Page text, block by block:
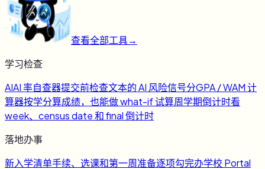
查看全部工具→
学习检查
AIAI 率自查器提交前检查文本的 AI 风险信号分GPA / WAM 计
算器按学分算成绩，也能做 what-if 试算周学期倒计时看
week、census date 和 final 倒计时
落地办事
新入学清单手续、选课和第一周准备逐项勾完办学校 Portal